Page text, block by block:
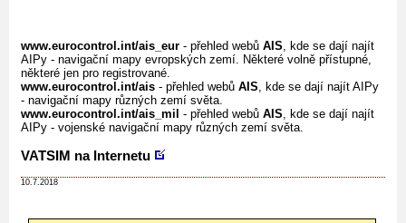
www.eurocontrol.int/ais_eur - přehled webů AIS , kde se dají najít
AIPy - navigační mapy evropských zemí. Některé volně přístupné,
některé jen pro registrované.
www.eurocontrol.int/ais - přehled webů AIS , kde se dají najít AIPy
- navigační mapy různých zemí světa.
www.eurocontrol.int/ais_mil - přehled webů AIS , kde se dají najít
AIPy - vojenské navigační mapy různých zemí světa.
VATSIM na Internetu
10.7.2018